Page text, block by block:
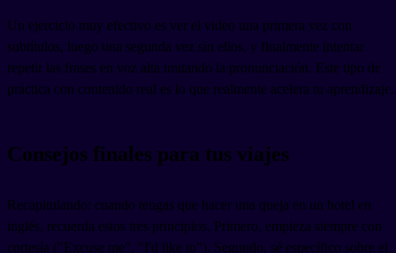
Un ejercicio muy efectivo es ver el video una primera vez con
subtítulos, luego una segunda vez sin ellos, y finalmente intentar
repetir las frases en voz alta imitando la pronunciación. Este tipo de
práctica con contenido real es lo que realmente acelera tu aprendizaje.
Consejos finales para tus viajes
Recapitulando: cuando tengas que hacer una queja en un hotel en
inglés, recuerda estos tres principios. Primero, empieza siempre con
cortesía ("Excuse me", "I'd like to"). Segundo, sé específico sobre el